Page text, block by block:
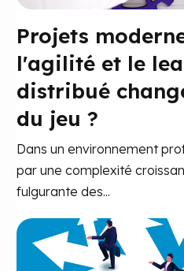
Projets
l'agilité et le
distribué
du jeu ?
Dans un environnement
par une complexité
fulgurante des...